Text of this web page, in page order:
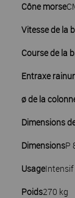
Cône morse
Vitesse de la
Course de la
Entraxe
ø de la
Dimensions
DimensionsP
UsageIntensif
Poids270 kg